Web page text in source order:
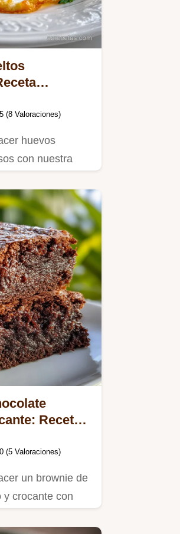
(8 Valoraciones)
huevos
con nuestra
Receta
(5 Valoraciones)
un brownie de
y crocante con